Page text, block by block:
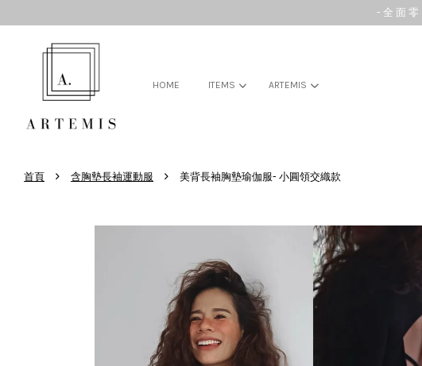
- 全 面 零
HOME ITEMS ARTEMIS
首頁 › 含胸墊長袖運動服 › 美背長袖胸墊瑜伽服- 小圓領交織款